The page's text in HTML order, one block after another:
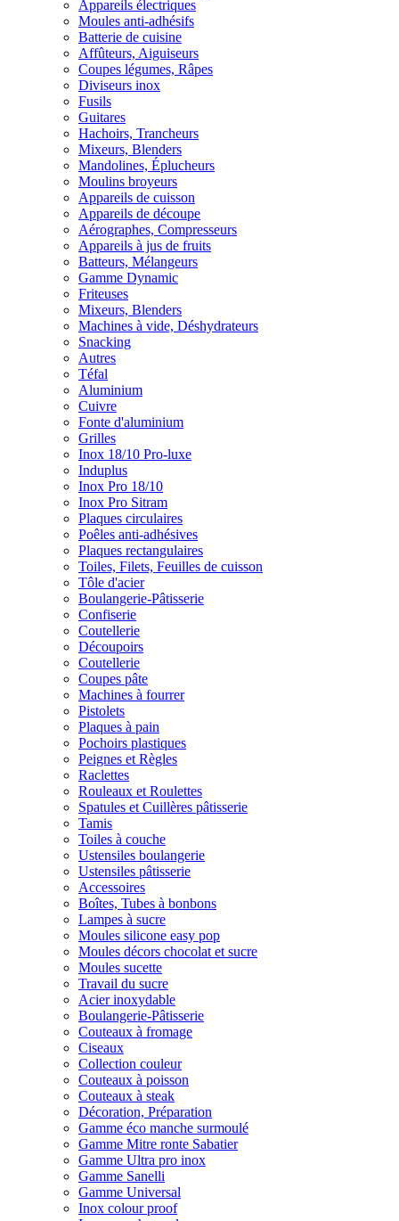
Appareils électriques
Moules anti-adhésifs
Batterie de cuisine
Affûteurs, Aiguiseurs
Coupes légumes, Râpes
Diviseurs inox
Fusils
Guitares
Hachoirs, Trancheurs
Mixeurs, Blenders
Mandolines, Éplucheurs
Moulins broyeurs
Appareils de cuisson
Appareils de découpe
Aérographes, Compresseurs
Appareils à jus de fruits
Batteurs, Mélangeurs
Gamme Dynamic
Friteuses
Mixeurs, Blenders
Machines à vide, Déshydrateurs
Snacking
Autres
Téfal
Aluminium
Cuivre
Fonte d'aluminium
Grilles
Inox 18/10 Pro-luxe
Induplus
Inox Pro 18/10
Inox Pro Sitram
Plaques circulaires
Poêles anti-adhésives
Plaques rectangulaires
Toiles, Filets, Feuilles de cuisson
Tôle d'acier
Boulangerie-Pâtisserie
Confiserie
Coutellerie
Découpoirs
Coutellerie
Coupes pâte
Machines à fourrer
Pistolets
Plaques à pain
Pochoirs plastiques
Peignes et Règles
Raclettes
Rouleaux et Roulettes
Spatules et Cuillères pâtisserie
Tamis
Toiles à couche
Ustensiles boulangerie
Ustensiles pâtisserie
Accessoires
Boîtes, Tubes à bonbons
Lampes à sucre
Moules silicone easy pop
Moules décors chocolat et sucre
Moules sucette
Travail du sucre
Acier inoxydable
Boulangerie-Pâtisserie
Couteaux à fromage
Ciseaux
Collection couleur
Couteaux à poisson
Couteaux à steak
Décoration, Préparation
Gamme éco manche surmoulé
Gamme Mitre ronte Sabatier
Gamme Ultra pro inox
Gamme Sanelli
Gamme Universal
Inox colour proof